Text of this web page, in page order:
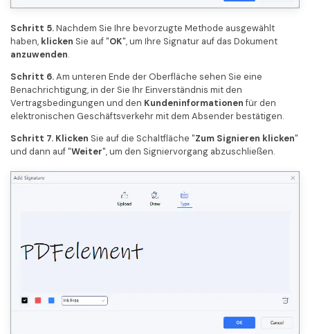
Schritt 5.Nachdem Sie Ihre bevorzugte Methode ausgewählt
haben, klicken Sie auf "OK", um Ihre Signatur auf das Dokument
anzuwenden.
Schritt 6.Am unteren Ende der Oberfläche sehen Sie eine
Benachrichtigung, in der Sie Ihr Einverständnis mit den
Vertragsbedingungen und den Kundeninformationen für den
elektronischen Geschäftsverkehr mit dem Absender bestätigen.
Schritt 7. Klicken Sie auf die Schaltfläche "Zum Signieren klicken"
und dann auf "Weiter", um den Signiervorgang abzuschließen.